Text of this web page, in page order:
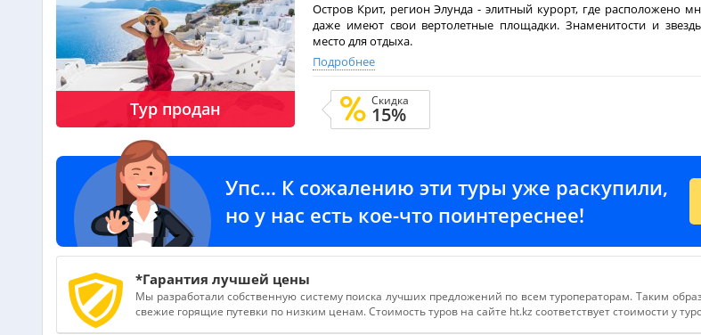
Тур продан
Остров Крит, регион Элунда - элитный курорт, где расположено
даже имеют свои вертолетные площадки. Знаменитости и
место для отдыха.
Местность здесь очень живописная – красивый залив с
островами. Отличительная особенность - это изумительная
подкрасил как в бассейне.
Совет от экспертов: обязательно к посещению - остров
увидеть!
Подробнее
Скидка
15%
Упс... К сожалению эти туры уже раскупили,
но у нас есть кое-что поинтереснее!
*Гарантия лучшей цены
Мы разработали собственную систему поиска лучших предложений по всем туроператорам. Таким
свежие горящие путевки по низким ценам. Стоимость туров на сайте ht.kz соответствует стоимости у